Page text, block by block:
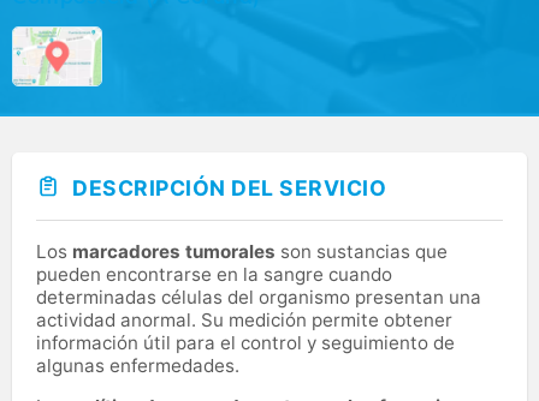
DESCRIPCIÓN DEL SERVICIO
Los marcadores tumorales son sustancias que
pueden encontrarse en la sangre cuando
determinadas células del organismo presentan una
actividad anormal. Su medición permite obtener
información útil para el control y seguimiento de
algunas enfermedades.